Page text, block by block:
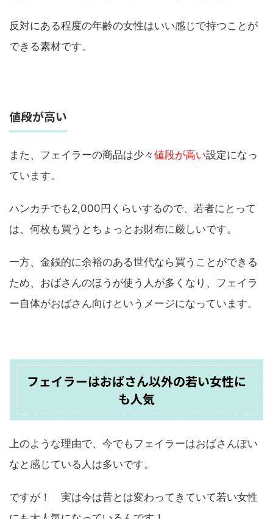
反対にある程度の年齢の女性はいい感じで持つことが
できる素材です。
値段が高い
また、フェイラーの商品は少々値段が高い設定になっ
ています。
ハンカチでも2,000円くらいするので、若者にとって
は、何枚も買うとちょっとお財布に厳しいです。
一方、金銭的に余裕のある世代なら買うことができる
ため、おばさんのほうが使う人が多くなり、フェイラ
ー自体がおばさん向けというメージになっています。
フェイラーはおばさん以外の若い女性に
も人気
上のような理由で、今でもフェイラーはおばさんぽい
なと感じている人は多いです。
ですが！ 実は今は昔とは変わってきていて若い女性